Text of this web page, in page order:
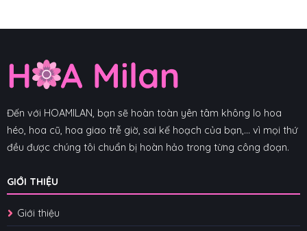
Đến với HOAMILAN, bạn sẽ hoàn toàn yên tâm không lo hoa
héo, hoa cũ, hoa giao trễ giờ, sai kế hoạch của bạn,... vì mọi thứ
đều được chúng tôi chuẩn bị hoàn hảo trong từng công đoạn.
GIỚI THIỆU
Giới thiệu